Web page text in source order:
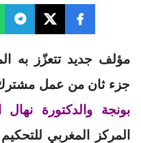
مؤلف جديد تتعزّز به
جزء ثان من عمل مشترك
بونجة والدكتورة نهال
المركز المغربي